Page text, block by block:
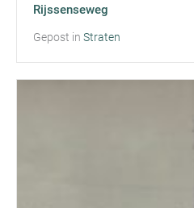
Rijssenseweg
Gepost in Straten